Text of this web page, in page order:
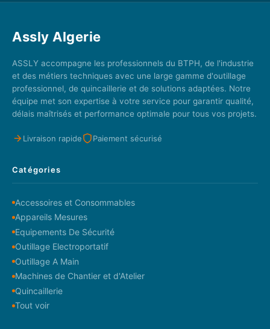
Assly Algerie
ASSLY accompagne les professionnels du BTPH, de l'industrie
et des métiers techniques avec une large gamme d'outillage
professionnel, de quincaillerie et de solutions adaptées. Notre
équipe met son expertise à votre service pour garantir qualité,
délais maîtrisés et performance optimale pour tous vos projets.
Livraison rapide Paiement sécurisé
Catégories
Accessoires et Consommables
Appareils Mesures
Equipements De Sécurité
Outillage Electroportatif
Outillage A Main
Machines de Chantier et d'Atelier
Quincaillerie
Tout voir